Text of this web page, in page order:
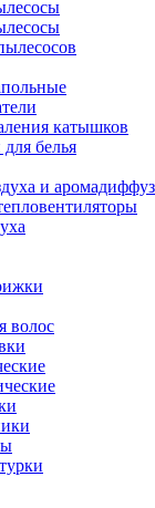
катышков
белья
и
волос